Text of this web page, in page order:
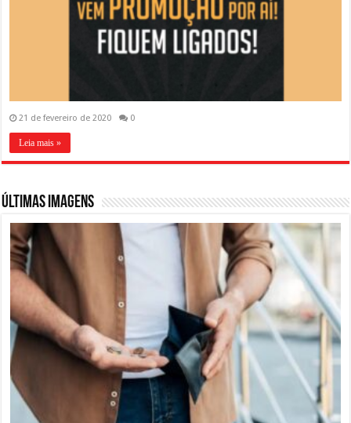
21 de fevereiro de 2020 0
Leia mais »
ÚLTIMAS IMAGENS